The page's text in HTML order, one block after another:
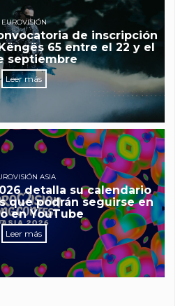
EUROVISIÓN
de inscripción
65 entre el 22 y el
septiembre
Leer más
ASIA
detalla su calendario
que podrán seguirse en
en YouTube
Leer más